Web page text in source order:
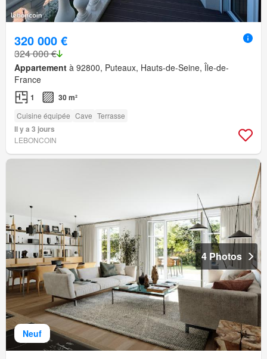
320 000 €
324 000 €
Appartement à 92800, Puteaux, Hauts-de-Seine, Île-de-
France
1 30 m²
Cuisine équipée Cave Terrasse
Il y a 3 jours
LEBONCOIN
Neuf
4 Photos